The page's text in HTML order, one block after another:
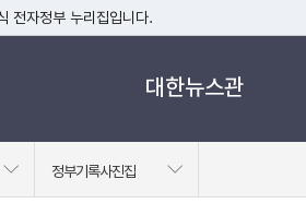
전자정부 누리집입니다.
집은 대한민국 정부기관이 관리하는 누리집입니
대한뉴스관
정부기록사진집